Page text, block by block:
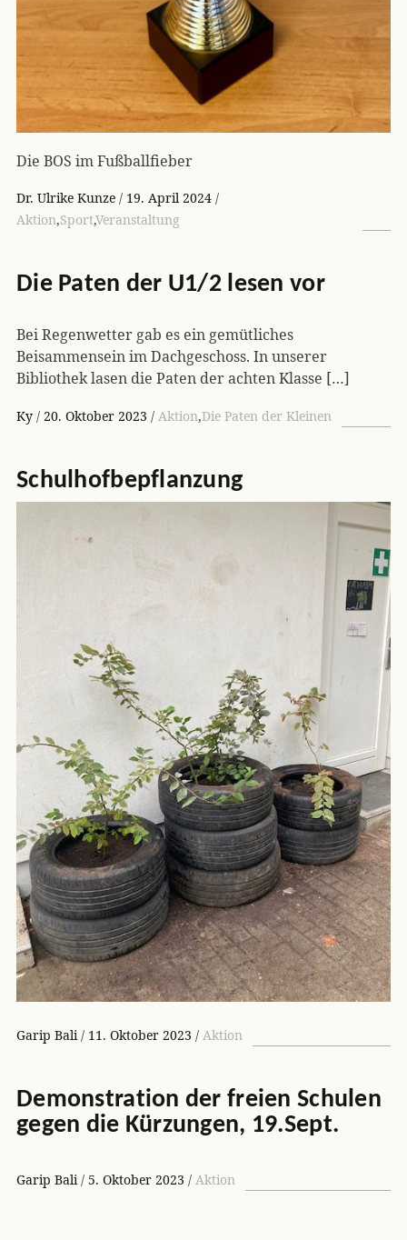
Die BOS im Fußballfieber
Dr. Ulrike Kunze
19. April 2024
Aktion,Sport,Veranstaltung
Die Paten der U1/2 lesen vor
Bei Regenwetter gab es ein gemütliches
Beisammensein im Dachgeschoss. In unserer
Bibliothek lasen die Paten der achten Klasse […]
Ky 20. Oktober 2023 Aktion,Die Paten der Kleinen
Schulhofbepflanzung
Garip Bali 11. Oktober 2023 Aktion
Demonstration der freien Schulen
gegen die Kürzungen, 19.Sept.
Garip Bali 5. Oktober 2023 Aktion